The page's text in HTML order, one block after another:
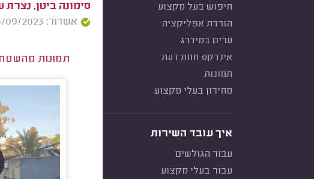
חיפוש בעל מקצוע
הורדת אפליקציה
ערים במידרג
אינדקס חוות דעת
תמונות
מחירון בעלי מקצוע
איך עובד השירות
עבור הגולשים
עבור בעלי מקצוע
סימונה ביטן, נצרת
אשרור: 26/09/2023
תמונות